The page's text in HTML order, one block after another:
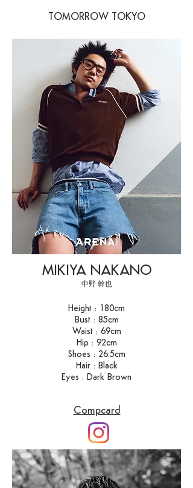
TOMORROW TOKYO
MIKIYA NAKANO
中野 幹也
Height : 180cm
Bust : 85cm
Waist : 69cm
Hip : 92cm
Shoes : 26.5cm
Hair : Black
Eyes : Dark Brown
Compcard